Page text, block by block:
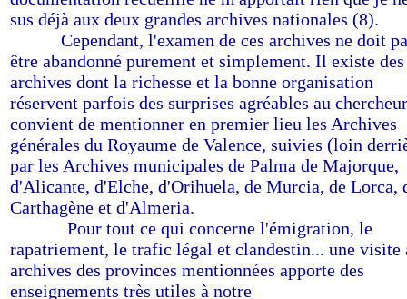
sus déjà aux deux grandes archives nationales (8).
Cependant, l'examen de ces archives ne doit
être abandonné purement et simplement. Il existe des
archives dont la richesse et la bonne organisation
réservent parfois des surprises agréables au
convient de mentionner en premier lieu les Archives
générales du Royaume de Valence, suivies (loin
par les Archives municipales de Palma de Majorque,
d'Alicante, d'Elche, d'Orihuela, de Murcia, de Lorca,
Carthagène et d'Almeria.
Pour tout ce qui concerne l'émigration, le
rapatriement, le trafic légal et clandestin... une visite
archives des provinces mentionnées apporte des
enseignements très utiles à notre